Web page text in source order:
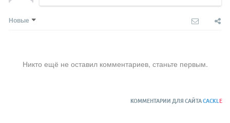
Новые
Никто ещё не оставил комментариев, станьте первым.
КОММЕНТАРИИ ДЛЯ САЙТАCACKL E